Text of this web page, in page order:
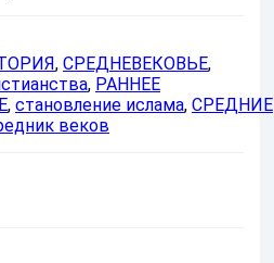
, СРЕДНЕВЕКОВЬЕ,
, РАННЕЕ
, становление ислама, СРЕДНИЕ
веков